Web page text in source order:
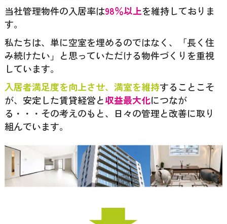
当社管理物件の入居率は98％以上を維持しておりま
す。
私たちは、単に空室を埋めるのではなく、「長く住
み続けたい」と思っていただける物件づくりを重視
しています。
入居者満足度を向上させ、満室を維持することこそ
が、安定した賃貸経営と収益最大化につなが
る・・・その考えのもと、日々の管理と改善に取り
組んでいます。